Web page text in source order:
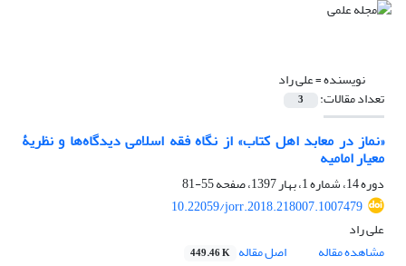
نویسنده =علی راد
تعداد مقالات: 3
«نماز در معابد اهل کتاب» از نگاه فقه اسلامی دیدگاه‌ها و نظریۀ
معیار امامیه
دوره 14، شماره 1، بهار 1397، صفحه
55-81
10.22059/jorr.2018.218007.1007479
علی راد
مشاهده مقاله
اصل مقاله 449.46 K